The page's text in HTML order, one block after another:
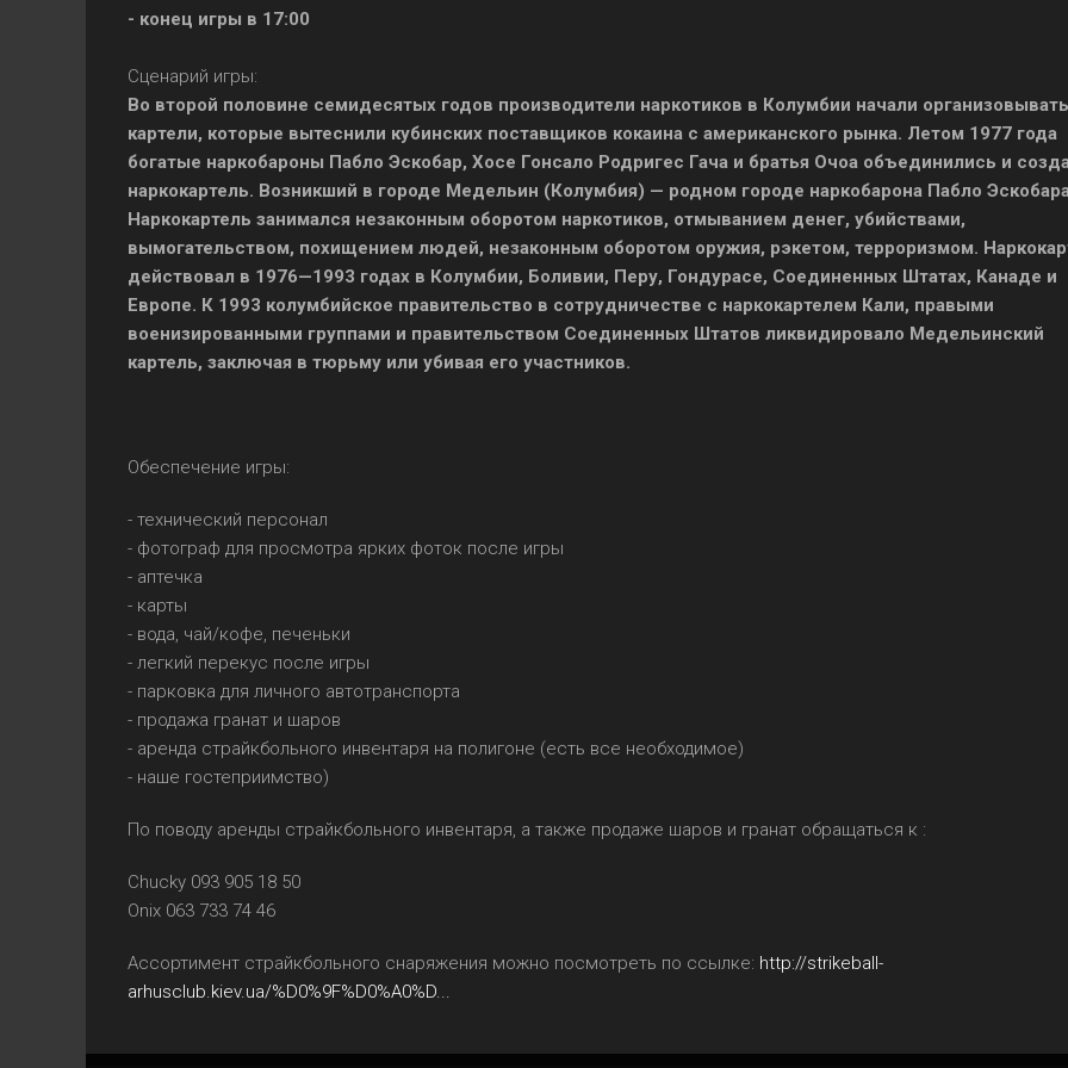
- конец игры в 17:00
Сценарий игры:
Во второй половине семидесятых годов производители наркотиков в Колумбии начали организовывать
картели, которые вытеснили кубинских поставщиков кокаина с американского рынка. Летом 1977 года
богатые наркобароны Пабло Эскобар, Хосе Гонсало Родригес Гача и братья Очоа объединились и
наркокартель. Возникший в городе Медельин (Колумбия) — родном городе наркобарона Пабло
Наркокартель занимался незаконным оборотом наркотиков, отмыванием денег, убийствами,
вымогательством, похищением людей, незаконным оборотом оружия, рэкетом, терроризмом.
действовал в 1976—1993 годах в Колумбии, Боливии, Перу, Гондурасе, Соединенных Штатах, Канаде и
Европе. К 1993 колумбийское правительство в сотрудничестве с наркокартелем Кали, правыми
военизированными группами и правительством Соединенных Штатов ликвидировало Медельинский
картель, заключая в тюрьму или убивая его участников.
Обеспечение игры:
- технический персонал
- фотограф для просмотра ярких фоток после игры
- аптечка
- карты
- вода, чай/кофе, печеньки
- легкий перекус после игры
- парковка для личного автотранспорта
- продажа гранат и шаров
- аренда страйкбольного инвентаря на полигоне (есть все необходимое)
- наше гостеприимство)
По поводу аренды страйкбольного инвентаря, а также продаже шаров и гранат обращаться к :
Chucky 093 905 18 50
Onix 063 733 74 46
Ассортимент страйкбольного снаряжения можно посмотреть по ссылке: http://strikeball-
arhusclub.kiev.ua/%D0%9F%D0%A0%D...